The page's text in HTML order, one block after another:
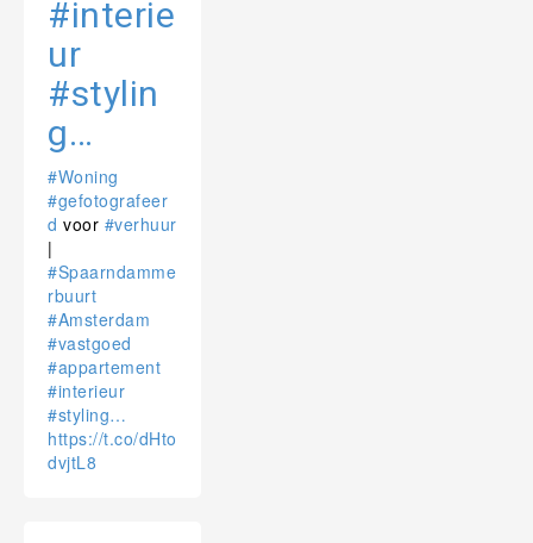
#interie
ur
#stylin
g…
#Woning
#gefotografeer
d voor #verhuur
|
#Spaarndamme
rbuurt
#Amsterdam
#vastgoed
#appartement
#interieur
#styling…
https://t.co/dHto
dvjtL8